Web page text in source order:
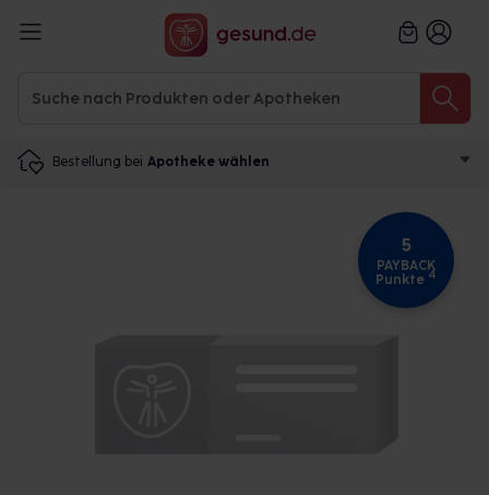
Bestellung bei Apotheke wählen
5
PAYBACK
Punkte 4